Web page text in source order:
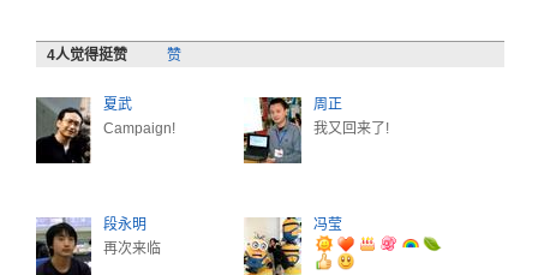
4人觉得挺赞 赞
夏武
Campaign!
周正
我又回来了!
段永明
再次来临
冯莹